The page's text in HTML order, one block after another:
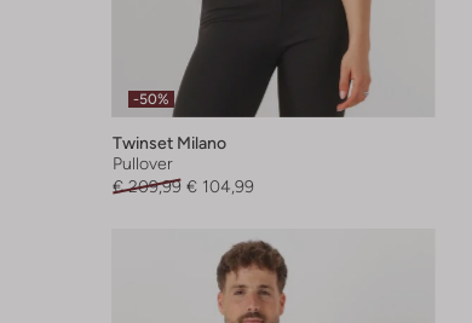
-50%
Twinset Milano
Pullover
€ 209,99 € 104,99